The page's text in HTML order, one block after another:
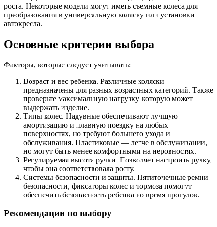
роста. Некоторые модели могут иметь съемные колеса для
преобразования в универсальную коляску или установки
автокресла.
Основные критерии выбора
Факторы, которые следует учитывать:
Возраст и вес ребенка. Различные коляски
предназначены для разных возрастных категорий. Также
проверьте максимальную нагрузку, которую может
выдержать изделие.
Типы колес. Надувные обеспечивают лучшую
амортизацию и плавную поездку на любых
поверхностях, но требуют большего ухода и
обслуживания. Пластиковые — легче в обслуживании,
но могут быть менее комфортными на неровностях.
Регулируемая высота ручки. Позволяет настроить ручку,
чтобы она соответствовала росту.
Системы безопасности и защиты. Пятиточечные ремни
безопасности, фиксаторы колес и тормоза помогут
обеспечить безопасность ребенка во время прогулок.
Рекомендации по выбору